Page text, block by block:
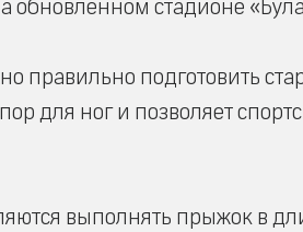
обновленном стадионе
правильно подготовить
для ног и позволяет
выполнять прыжок в